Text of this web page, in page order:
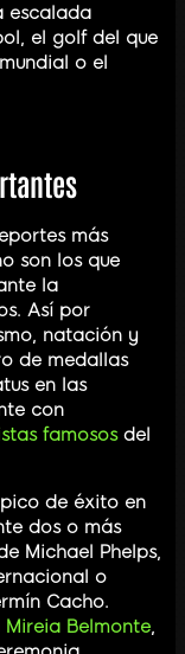
escalada
el golf del que
o el
más
son los que
la
Así por
natación y
de medallas
en las
con
famososdel
de éxito en
dos o más
Michael Phelps,
o
Cacho.
Mireia Belmonte,